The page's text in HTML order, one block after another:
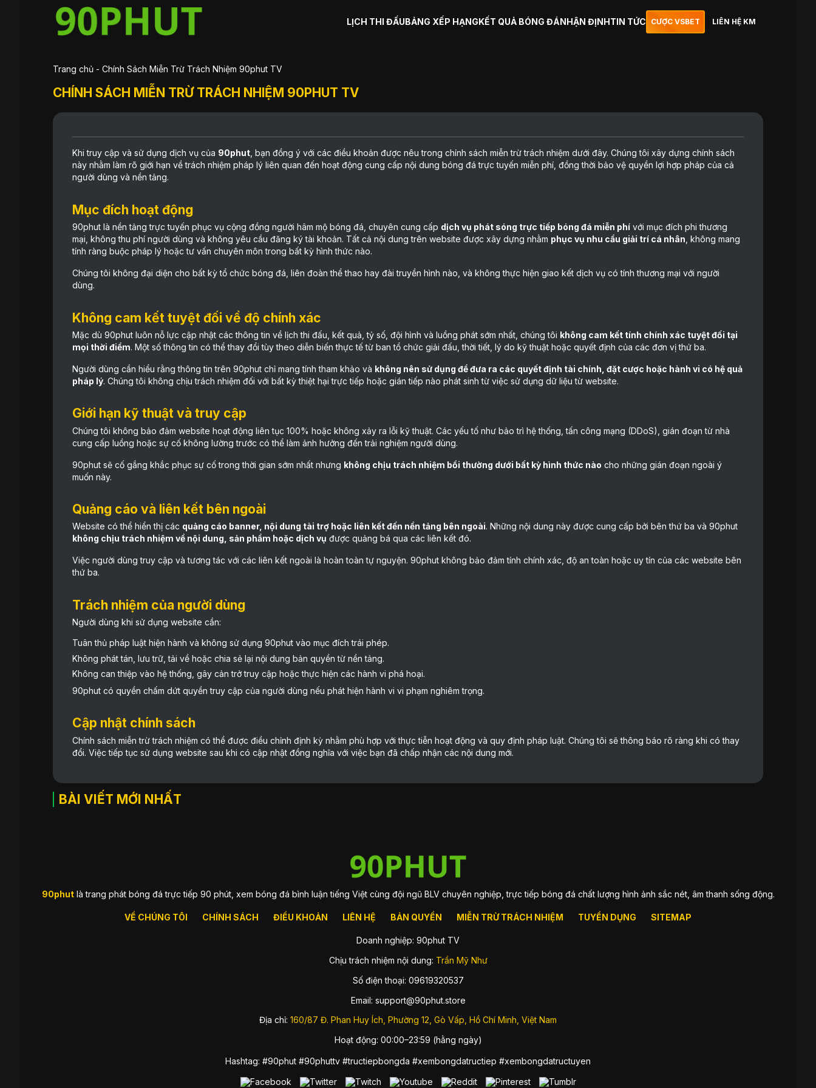
LỊCH THI ĐẤUBẢNG XẾP HẠNGKẾT QUẢ BÓNG ĐÁNHẬN ĐỊNHTIN TỨC CƯỢC VSBET LIÊN HỆ KM
Trang chủ - Chính Sách Miễn Trừ Trách Nhiệm 90phut TV
CHÍNH SÁCH MIỄN TRỪ TRÁCH NHIỆM 90PHUT TV
Khi truy cập và sử dụng dịch vụ của 90phut , bạn đồng ý với các điều khoản được nêu trong chính sách miễn trừ trách nhiệm dưới đây. Chúng tôi xây dựng chính sách
này nhằm làm rõ giới hạn về trách nhiệm pháp lý liên quan đến hoạt động cung cấp nội dung bóng đá trực tuyến miễn phí, đồng thời bảo vệ quyền lợi hợp pháp của cả
người dùng và nền tảng.
Mục đích hoạt động
90phut là nền tảng trực tuyến phục vụ cộng đồng người hâm mộ bóng đá, chuyên cung cấp dịch vụ phát sóng trực tiếp bóng đá miễn phí với mục đích phi thương
mại, không thu phí người dùng và không yêu cầu đăng ký tài khoản. Tất cả nội dung trên website được xây dựng nhằm phục vụ nhu cầu giải trí cá nhân , không mang
tính ràng buộc pháp lý hoặc tư vấn chuyên môn trong bất kỳ hình thức nào.
Chúng tôi không đại diện cho bất kỳ tổ chức bóng đá, liên đoàn thể thao hay đài truyền hình nào, và không thực hiện giao kết dịch vụ có tính thương mại với người
dùng.
Không cam kết tuyệt đối về độ chính xác
Mặc dù 90phut luôn nỗ lực cập nhật các thông tin về lịch thi đấu, kết quả, tỷ số, đội hình và luồng phát sớm nhất, chúng tôi không cam kết tính chính xác tuyệt đối tại
mọi thời điểm. Một số thông tin có thể thay đổi tùy theo diễn biến thực tế từ ban tổ chức giải đấu, thời tiết, lý do kỹ thuật hoặc quyết định của các đơn vị thứ ba.
Người dùng cần hiểu rằng thông tin trên 90phut chỉ mang tính tham khảo và không nên sử dụng để đưa ra các quyết định tài chính, đặt cược hoặc hành vi có hệ quả
pháp lý. Chúng tôi không chịu trách nhiệm đối với bất kỳ thiệt hại trực tiếp hoặc gián tiếp nào phát sinh từ việc sử dụng dữ liệu từ website.
Giới hạn kỹ thuật và truy cập
Chúng tôi không bảo đảm website hoạt động liên tục 100% hoặc không xảy ra lỗi kỹ thuật. Các yếu tố như bảo trì hệ thống, tấn công mạng (DDoS), gián đoạn từ nhà
cung cấp luồng hoặc sự cố không lường trước có thể làm ảnh hưởng đến trải nghiệm người dùng.
90phut sẽ cố gắng khắc phục sự cố trong thời gian sớm nhất nhưng không chịu trách nhiệm bồi thường dưới bất kỳ hình thức nào cho những gián đoạn ngoài ý
muốn này.
Quảng cáo và liên kết bên ngoài
Website có thể hiển thị các quảng cáo banner, nội dung tài trợ hoặc liên kết đến nền tảng bên ngoài. Những nội dung này được cung cấp bởi bên thứ ba và 90phut
không chịu trách nhiệm về nội dung, sản phẩm hoặc dịch vụ được quảng bá qua các liên kết đó.
Việc người dùng truy cập và tương tác với các liên kết ngoài là hoàn toàn tự nguyện. 90phut không bảo đảm tính chính xác, độ an toàn hoặc uy tín của các website bên
thứ ba.
Trách nhiệm của người dùng
Người dùng khi sử dụng website cần:
Tuân thủ pháp luật hiện hành và không sử dụng 90phut vào mục đích trái phép.
Không phát tán, lưu trữ, tải về hoặc chia sẻ lại nội dung bản quyền từ nền tảng.
Không can thiệp vào hệ thống, gây cản trở truy cập hoặc thực hiện các hành vi phá hoại.
90phut có quyền chấm dứt quyền truy cập của người dùng nếu phát hiện hành vi vi phạm nghiêm trọng.
Cập nhật chính sách
Chính sách miễn trừ trách nhiệm có thể được điều chỉnh định kỳ nhằm phù hợp với thực tiễn hoạt động và quy định pháp luật. Chúng tôi sẽ thông báo rõ ràng khi có thay
đổi. Việc tiếp tục sử dụng website sau khi có cập nhật đồng nghĩa với việc bạn đã chấp nhận các nội dung mới.
BÀI VIẾT MỚI NHẤT
90phutlà trang phát bóng đá trực tiếp 90 phút, xem bóng đá bình luận tiếng Việt cùng đội ngũ BLV chuyên nghiệp, trực tiếp bóng đá chất lượng hình ảnh sắc nét, âm thanh sống động.
VỀ CHÚNG TÔI CHÍNH SÁCH ĐIỀU KHOẢN LIÊN HỆ BẢN QUYỀN MIỄN TRỪ TRÁCH NHIỆM TUYỂN DỤNG SITEMAP
Doanh nghiệp: 90phut TV
Chịu trách nhiệm nội dung: Trần Mỹ Như
Số điện thoại: 09619320537
Email: support@90phut.store
Địa chỉ: 160/87 Đ. Phan Huy Ích, Phường 12, Gò Vấp, Hồ Chí Minh, Việt Nam
Hoạt động: 00:00–23:59 (hằng ngày)
Hashtag: #90phut #90phuttv #tructiepbongda #xembongdatructiep #xembongdatructuyen